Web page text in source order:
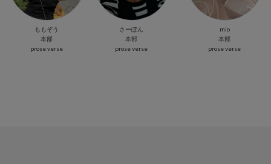
ももぞう
本部
prose verse
さーぽん
本部
prose verse
mio
本部
prose verse